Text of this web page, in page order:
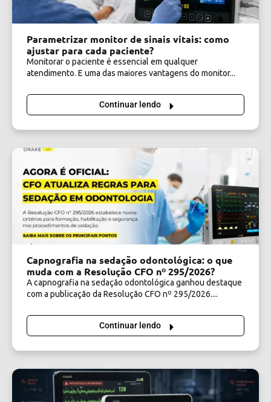
Parametrizar monitor de sinais vitais: como
ajustar para cada paciente?
Monitorar o paciente é essencial em qualquer
atendimento. E uma das maiores vantagens do monitor...
Continuar lendo
Capnografia na sedação odontológica: o que
muda com a Resolução CFO nº 295/2026?
A capnografia na sedação odontológica ganhou destaque
com a publicação da Resolução CFO nº 295/2026....
Continuar lendo